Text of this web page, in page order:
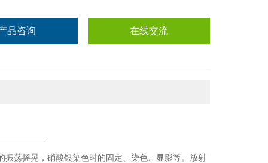
品咨询 在线交流
荡摇晃，硝酸银染色时的固定、染色、显影等。放射